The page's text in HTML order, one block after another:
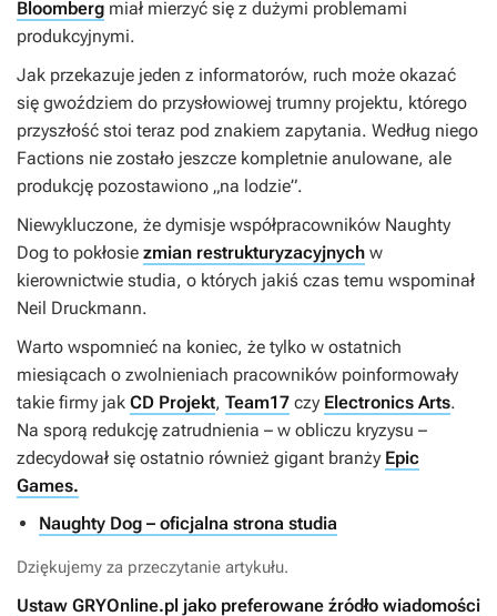
Bloomberg miał mierzyć się z dużymi problemami
produkcyjnymi.
Jak przekazuje jeden z informatorów, ruch może okazać
się gwoździem do przysłowiowej trumny projektu, którego
przyszłość stoi teraz pod znakiem zapytania. Według niego
Factions nie zostało jeszcze kompletnie anulowane, ale
produkcję pozostawiono „na lodzie”.
Niewykluczone, że dymisje współpracowników Naughty
Dog to pokłosie zmian restrukturyzacyjnych w
kierownictwie studia, o których jakiś czas temu wspominał
Neil Druckmann.
Warto wspomnieć na koniec, że tylko w ostatnich
miesiącach o zwolnieniach pracowników poinformowały
takie firmy jak CD Projekt, Team17 czy Electronics Arts.
Na sporą redukcję zatrudnienia – w obliczu kryzysu –
zdecydował się ostatnio również gigant branży Epic
Games.
Naughty Dog – oficjalna strona studia
Dziękujemy za przeczytanie artykułu.
Ustaw GRYOnline.pl jako preferowane źródło wiadomości